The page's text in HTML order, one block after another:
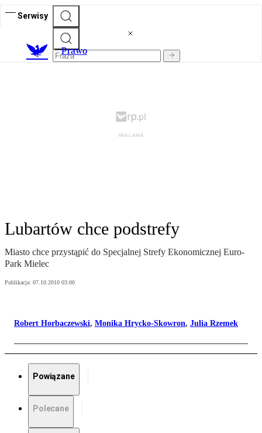
Serwisy
Prawo
Lubartów chce podstrefy
Miasto chce przystąpić do Specjalnej Strefy Ekonomicznej Euro-
Park Mielec
Publikacja: 07.10.2010 03:00
Robert Horbaczewski, Monika Hrycko-Skowron, Julia Rzemek
Powiązane
Polecane